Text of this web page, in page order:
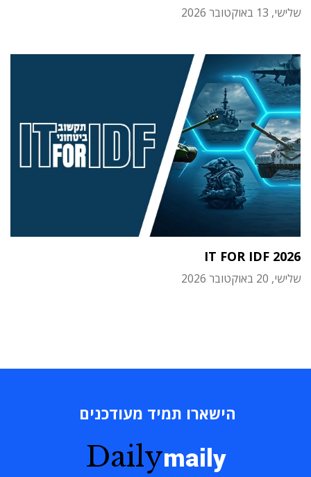
שלישי, 13 באוקטובר 2026
IT FOR IDF 2026
שלישי, 20 באוקטובר 2026
הישארו תמיד מעודכנים
Dailymaily